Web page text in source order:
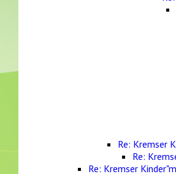
Re: Kremser
Re:
Re: Kremser